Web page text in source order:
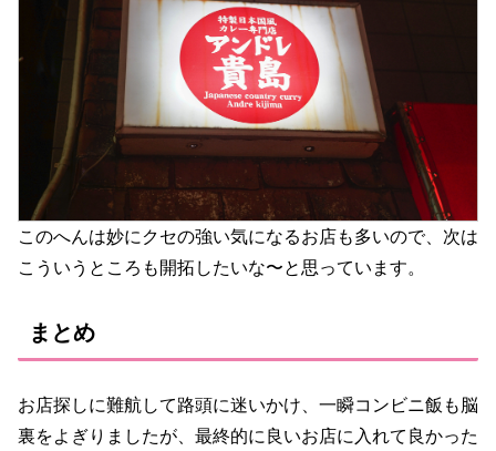
このへんは妙にクセの強い気になるお店も多いので、次は
こういうところも開拓したいな〜と思っています。
まとめ
お店探しに難航して路頭に迷いかけ、一瞬コンビニ飯も脳
裏をよぎりましたが、最終的に良いお店に入れて良かった